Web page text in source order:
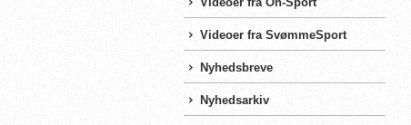
Videoer fra SvømmeSport
Nyhedsbreve
Nyhedsarkiv